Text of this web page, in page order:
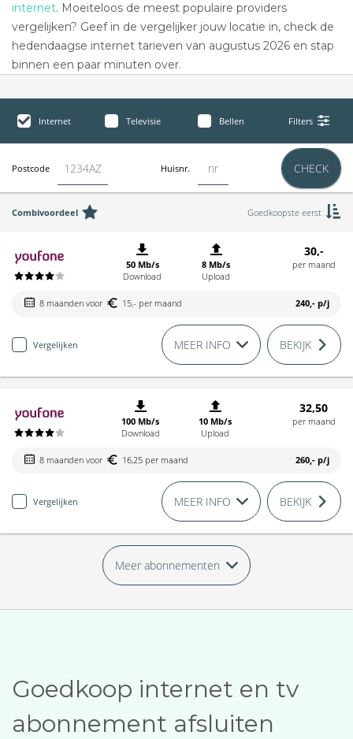
internet. Moeiteloos de meest populaire providers
vergelijken? Geef in de vergelijker jouw locatie in, check de
hedendaagse internet tarieven van augustus 2026 en stap
binnen een paar minuten over.
Internet Televisie Bellen Filters
Postcode Huisnr. CHECK
Combivoordeel Goedkoopste eerst
50 Mb/s
Download
8 Mb/s
Upload
30,-
per maand
8 maanden voor 15,- per maand 240,- p/j
Vergelijken MEER INFO BEKIJK
100 Mb/s
Download
10 Mb/s
Upload
32,50
per maand
8 maanden voor 16,25 per maand 260,- p/j
Vergelijken MEER INFO BEKIJK
Meer abonnementen
Goedkoop internet en tv
abonnement afsluiten